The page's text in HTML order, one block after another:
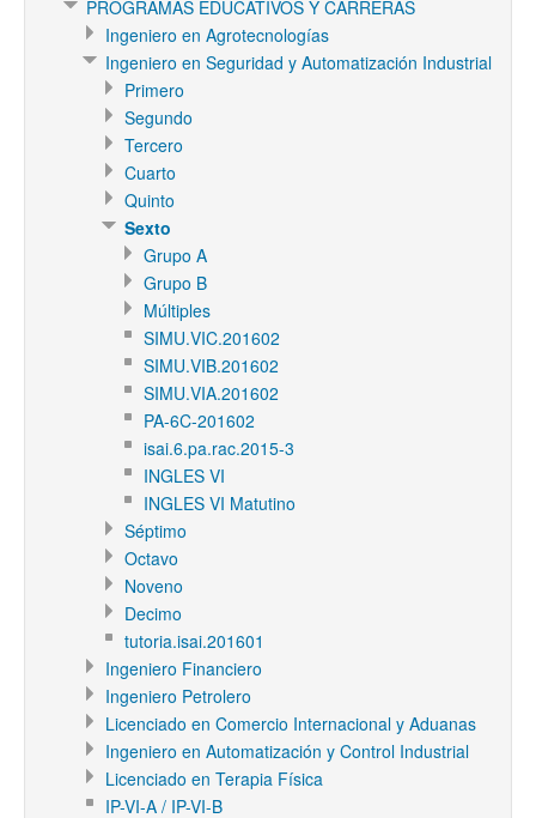
PROGRAMAS EDUCATIVOS Y CARRERAS
Ingeniero en Agrotecnologías
Ingeniero en Seguridad y Automatización Industrial
Primero
Segundo
Tercero
Cuarto
Quinto
Sexto
Grupo A
Grupo B
Múltiples
SIMU.VIC.201602
SIMU.VIB.201602
SIMU.VIA.201602
PA-6C-201602
isai.6.pa.rac.2015-3
INGLES VI
INGLES VI Matutino
Séptimo
Octavo
Noveno
Decimo
tutoria.isai.201601
Ingeniero Financiero
Ingeniero Petrolero
Licenciado en Comercio Internacional y Aduanas
Ingeniero en Automatización y Control Industrial
Licenciado en Terapia Física
IP-VI-A / IP-VI-B